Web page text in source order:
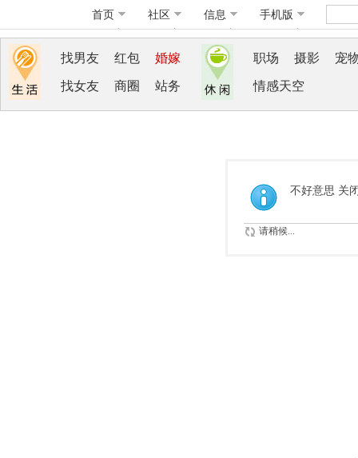
首页 社区 信息 手机版
找男友 红包 婚嫁
找女友 商圈 站务
职场 摄影 宠
情感天空
不好意思 关
请稍候...